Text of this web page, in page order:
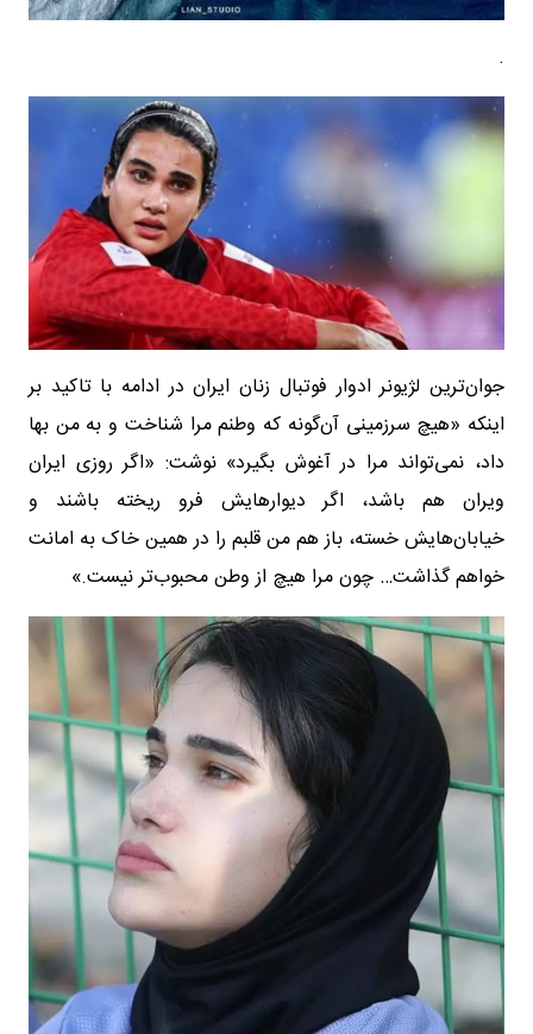
.
جوان‌ترین لژیونر ادوار فوتبال زنان ایران در ادامه با تاکید بر
اینکه «‎هیچ سرزمینی آن‌گونه که وطنم مرا شناخت و به من بها
داد، نمی‌تواند مرا در آغوش بگیرد» نوشت: «اگر روزی ایران
ویران هم باشد، اگر دیوارهایش فرو ریخته باشند و
خیابان‌هایش خسته، باز هم من قلبم را در همین خاک به امانت
خواهم گذاشت… ‎چون مرا هیچ از وطن محبوب‌تر نیست.»